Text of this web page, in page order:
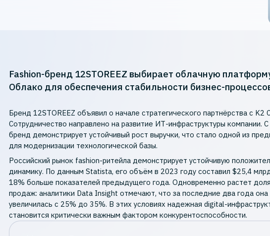
Fashion-бренд 12STOREEZ выбирает облачную
Облако для обеспечения стабильности бизнес-
Бренд 12STOREEZ объявил о начале стратегического партнёрства с K2
Сотрудничество направлено на развитие ИТ-инфраструктуры компании.
бренд демонстрирует устойчивый рост выручки, что стало одной из
для модернизации технологической базы.
Российский рынок fashion-ритейла демонстрирует устойчивую
динамику. По данным Statista, его объём в 2023 году составил $25,4
18% больше показателей предыдущего года. Одновременно растет
продаж: аналитики Data Insight отмечают, что за последние два года она
увеличилась с 25% до 35%. В этих условиях надежная digital-
становится критически важным фактором конкурентоспособности.